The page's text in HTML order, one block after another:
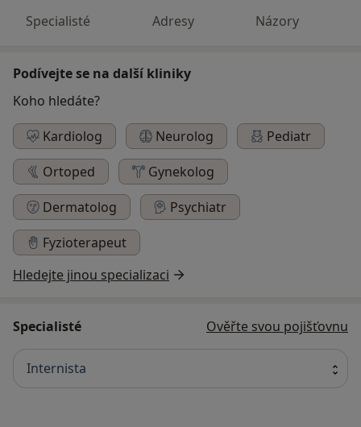
Specialisté Adresy Názory
Podívejte se na další kliniky
Koho hledáte?
Kardiolog
Neurolog
Pediatr
Ortoped
Gynekolog
Dermatolog
Psychiatr
Fyzioterapeut
Hledejte jinou specializaci
Specialisté Ověřte svou pojišťovnu
Internista